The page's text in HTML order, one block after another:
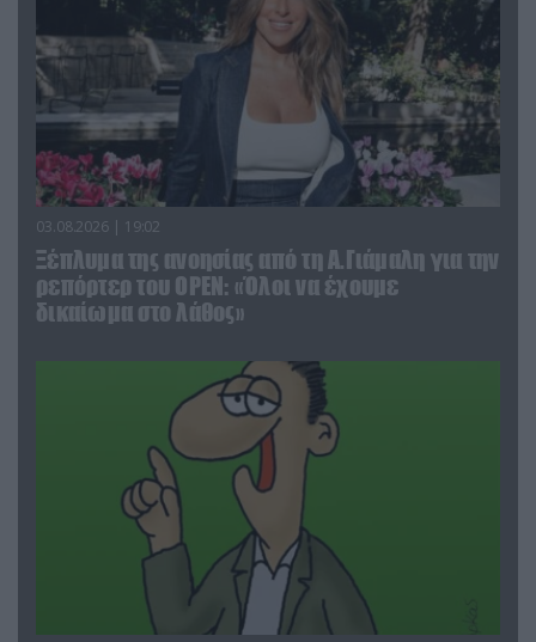
03.08.2026 | 19:02
Ξέπλυμα της ανοησίας από τη Α.Γιάμαλη για την
ρεπόρτερ του ΟΡΕΝ: «Όλοι να έχουμε
δικαίωμα στο λάθος»